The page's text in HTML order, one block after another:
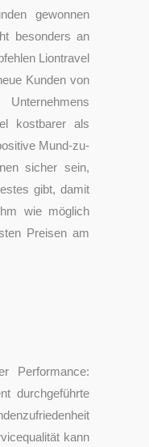
gewonnen
besonders an
Liontravel
Kunden von
kostbarer als
Mund-zu-
sicher sein,
gibt, damit
wie möglich
Preisen am
Performance:
durchgeführte
kann